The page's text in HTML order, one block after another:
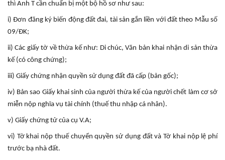
thì Anh T cần chuẩn bị một bộ hồ sơ như sau:
i) Đơn đăng ký biến động đất đai, tài sản gắn liền với đất theo Mẫu số
09/ĐK;
ii) Các giấy tờ về thừa kế như: Di chúc, Văn bản khai nhận di sản thừa
kế (có công chứng);
iii) Giấy chứng nhận quyền sử dụng đất đã cấp (bản gốc);
iv) Bản sao Giấy khai sinh của người thừa kế của người chết làm cơ sở
miễn nộp nghĩa vụ tài chính (thuế thu nhập cá nhân).
v) Giấy chứng tử của cụ V.A;
vi) Tờ khai nộp thuế chuyển quyền sử dụng đất và Tờ khai nộp lệ phí
trước bạ nhà đất.